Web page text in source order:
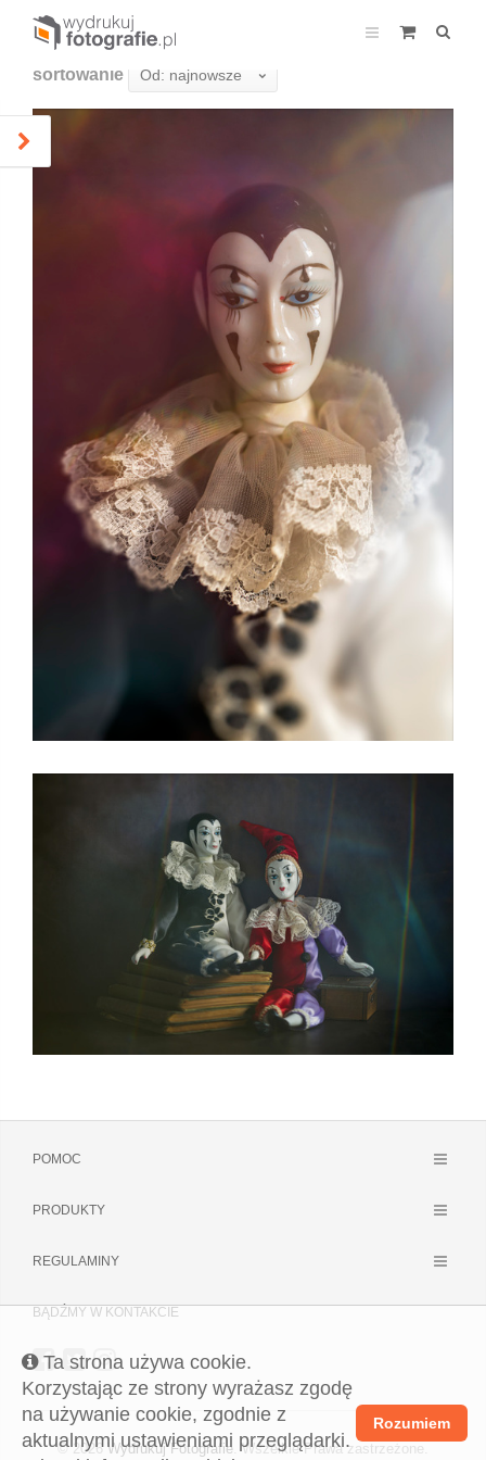
sortowanie
POMOC
PRODUKTY
REGULAMINY
BĄDŹMY W KONTAKCIE
© 2026 Wydrukuj Fotografie . Wszelkie Prawa zastrzeżone.
Ta strona używa cookie.
Korzystając ze strony wyrażasz zgodę
na używanie cookie, zgodnie z
aktualnymi ustawieniami przeglądarki.
Rozumiem